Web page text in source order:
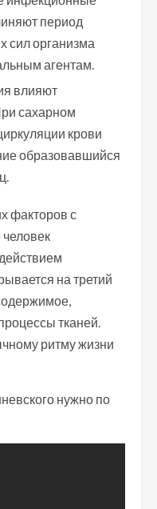
период
сил организма
агентам.
влияют
сахарном
крови
образовавшийся
факторов с
на третий
тканей.
ритму жизни
нужно по